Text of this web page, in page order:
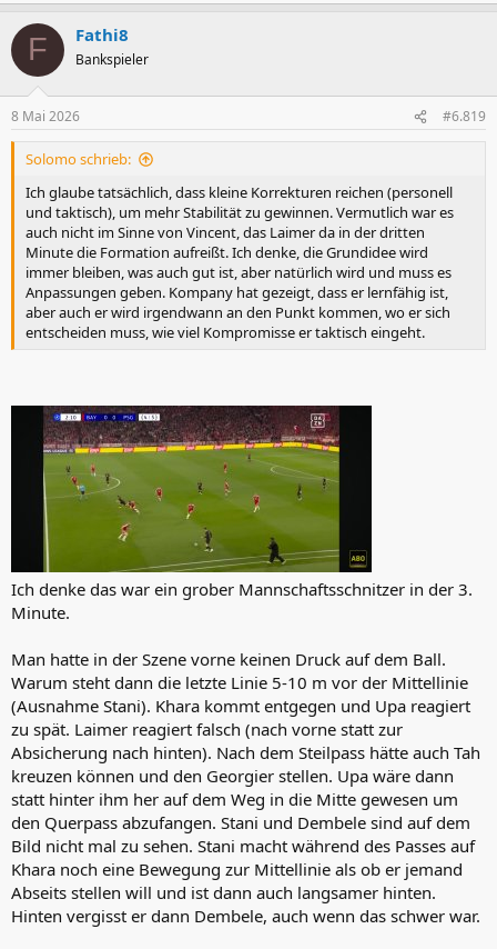
F Fathi8
Bankspieler
8 Mai 2026 #6.819
Solomo schrieb:
Ich glaube tatsächlich, dass kleine Korrekturen reichen (personell
und taktisch), um mehr Stabilität zu gewinnen. Vermutlich war es
auch nicht im Sinne von Vincent, das Laimer da in der dritten
Minute die Formation aufreißt. Ich denke, die Grundidee wird
immer bleiben, was auch gut ist, aber natürlich wird und muss es
Anpassungen geben. Kompany hat gezeigt, dass er lernfähig ist,
aber auch er wird irgendwann an den Punkt kommen, wo er sich
entscheiden muss, wie viel Kompromisse er taktisch eingeht.
Ich denke das war ein grober Mannschaftsschnitzer in der 3.
Minute.
Man hatte in der Szene vorne keinen Druck auf dem Ball.
Warum steht dann die letzte Linie 5-10 m vor der Mittellinie
(Ausnahme Stani). Khara kommt entgegen und Upa reagiert
zu spät. Laimer reagiert falsch (nach vorne statt zur
Absicherung nach hinten). Nach dem Steilpass hätte auch Tah
kreuzen können und den Georgier stellen. Upa wäre dann
statt hinter ihm her auf dem Weg in die Mitte gewesen um
den Querpass abzufangen. Stani und Dembele sind auf dem
Bild nicht mal zu sehen. Stani macht während des Passes auf
Khara noch eine Bewegung zur Mittellinie als ob er jemand
Abseits stellen will und ist dann auch langsamer hinten.
Hinten vergisst er dann Dembele, auch wenn das schwer war.